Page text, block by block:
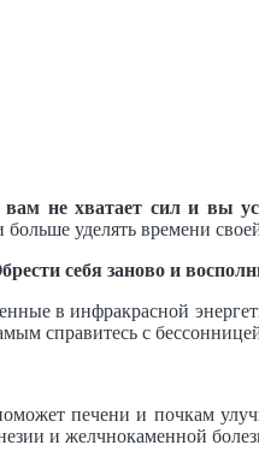
не хватает сил и вы
больше уделять времени
себя заново и
в инфракрасной
справитесь с
печени и почкам
и желчнокаменной